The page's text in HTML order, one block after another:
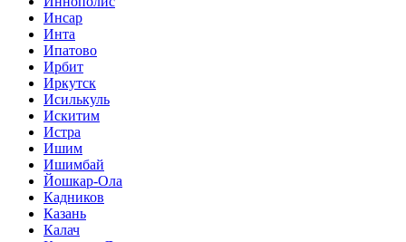
Инсар
Инта
Ипатово
Ирбит
Иркутск
Исилькуль
Искитим
Истра
Ишим
Ишимбай
Йошкар-Ола
Кадников
Казань
Калач